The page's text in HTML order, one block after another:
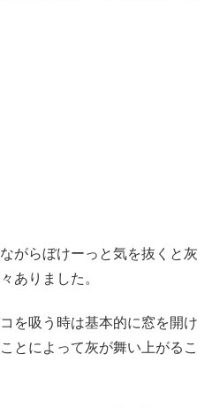
がらぼけーっと気を抜くと灰
ありました。
を吸う時は基本的に窓を開け
とによって灰が舞い上がるこ